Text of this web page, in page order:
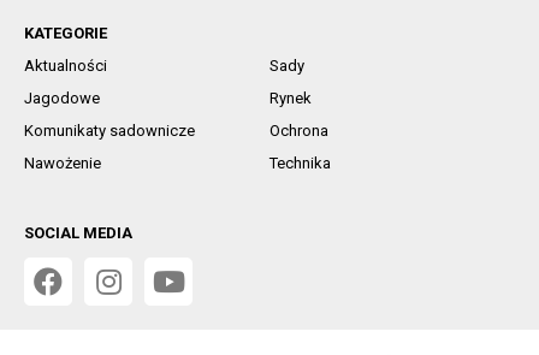
KATEGORIE
Aktualności
Sady
Jagodowe
Rynek
Komunikaty sadownicze
Ochrona
Nawożenie
Technika
SOCIAL MEDIA